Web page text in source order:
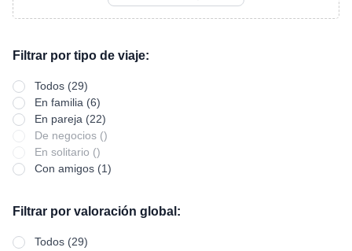
Filtrar por tipo de viaje:
Todos (29)
En familia (6)
En pareja (22)
De negocios ()
En solitario ()
Con amigos (1)
Filtrar por valoración global:
Todos (29)